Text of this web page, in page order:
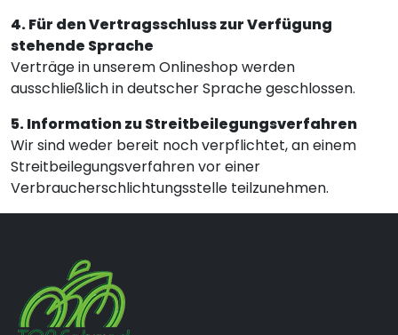
4. Für den Vertragsschluss zur Verfügung
stehende Sprache
Verträge in unserem Onlineshop werden
ausschließlich in deutscher Sprache geschlossen.
5. Information zu Streitbeilegungsverfahren
Wir sind weder bereit noch verpflichtet, an einem
Streitbeilegungsverfahren vor einer
Verbraucherschlichtungsstelle teilzunehmen.